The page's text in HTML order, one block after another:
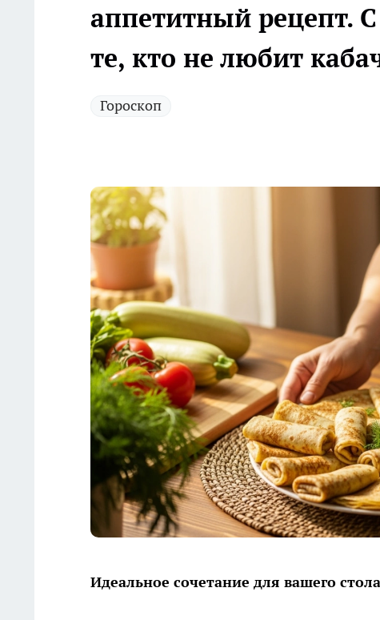
аппетитный рецепт.
те, кто не любит
Гороскоп
Идеальное сочетание для вашего стола